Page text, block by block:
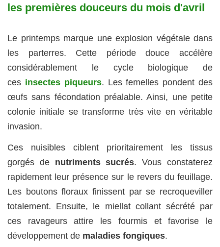
les premières douceurs du mois d'avril
Le printemps marque une explosion végétale dans
les parterres. Cette période douce accélère
considérablement le cycle biologique de
ces insectes piqueurs. Les femelles pondent des
œufs sans fécondation préalable. Ainsi, une petite
colonie initiale se transforme très vite en véritable
invasion.
Ces nuisibles ciblent prioritairement les tissus
gorgés de nutriments sucrés. Vous constaterez
rapidement leur présence sur le revers du feuillage.
Les boutons floraux finissent par se recroqueviller
totalement. Ensuite, le miellat collant sécrété par
ces ravageurs attire les fourmis et favorise le
développement de maladies fongiques.